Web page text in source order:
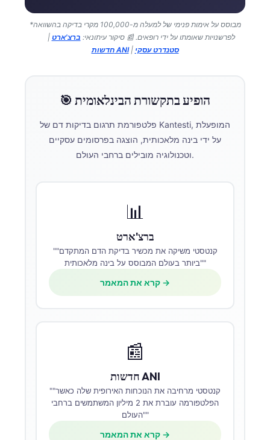
*מבוסס על אימות פנימי של למעלה מ-100,000 מקרי בדיקה בהשוואה
לפרשנויות שאומתו על ידי רופאים.📰 סיקור עיתונאי: ברצ'ארט |
חדשות ANI| סטנדרט עסקי
🎯 הופיע בתקשורת הבינלאומית
פלטפורמת תרגום בדיקות דם של Kantesti, המופעלת
על ידי בינה מלאכותית, הוצגה בפרסומים עסקיים
וטכנולוגיה מובילים ברחבי העולם.
📊
ברצ'ארט
""קנטסטי משיקה את מכשיר בדיקת הדם המתקדם
ביותר בעולם המבוסס על בינה מלאכותית""
קרא את המאמר →
📰
חדשות ANI
""קנטסטי מרחיבה את הנוכחות האירופית שלה כאשר
הפלטפורמה עוברת את 2 מיליון המשתמשים ברחבי
העולם""
קרא את המאמר →